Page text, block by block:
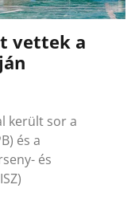
vettek a
került sor a
és a
és